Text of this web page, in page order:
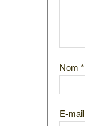
Nom *
E-mail